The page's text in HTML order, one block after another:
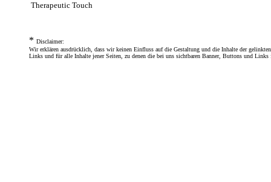
Therapeutic Touch
* Disclaimer:
Wir erklären ausdrücklich, dass wir keinen Einfluss auf die Gestaltung und die Inhalte der
Links und für alle Inhalte jener Seiten, zu denen die bei uns sichtbaren Banner, Buttons und Links